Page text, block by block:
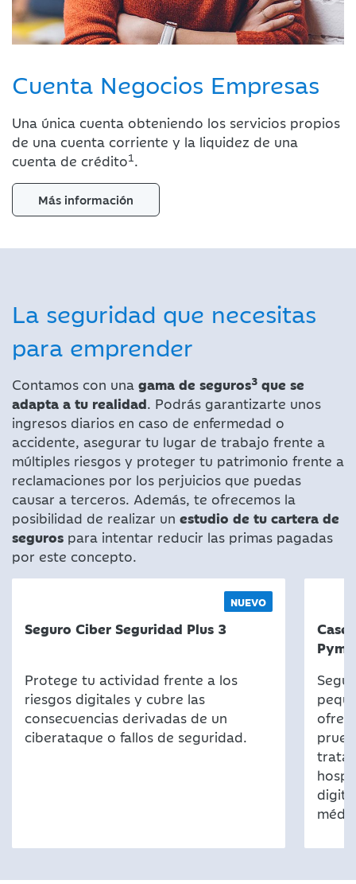
Cuenta Negocios Empresas
Una única cuenta obteniendo los servicios propios
de una cuenta corriente y la liquidez de una
cuenta de crédito1 .
Más información
La seguridad que necesitas
para emprender
Contamos con una gama de seguros3 que se
adapta a tu realidad. Podrás garantizarte unos
ingresos diarios en caso de enfermedad o
accidente, asegurar tu lugar de trabajo frente a
múltiples riesgos y proteger tu patrimonio frente a
reclamaciones por los perjuicios que puedas
causar a terceros. Además, te ofrecemos la
posibilidad de realizar un estudio de tu cartera de
seguros para intentar reducir las primas pagadas
por este concepto.
NUEVO
Seguro Ciber Seguridad Plus 3
Protege tu actividad frente a los
riesgos digitales y cubre las
consecuencias derivadas de un
ciberataque o fallos de seguridad.